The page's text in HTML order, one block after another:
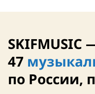
SKIFMUSIC
47
по России,